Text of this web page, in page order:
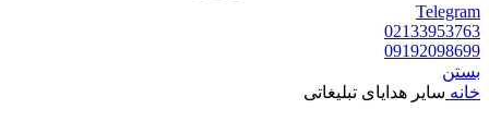
Telegram
02133953763
09192098699
بستن
خانه سایر هدایای تبلیغاتی